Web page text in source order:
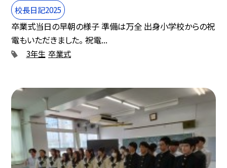
校長日記2025
卒業式当日の早朝の様子 準備は万全 出身小学校からの祝
電もいただきました。 祝電...
3年生 卒業式